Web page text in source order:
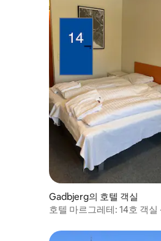
Gadbjerg의 호텔 객실
호텔 마르그레테: 14호 객실